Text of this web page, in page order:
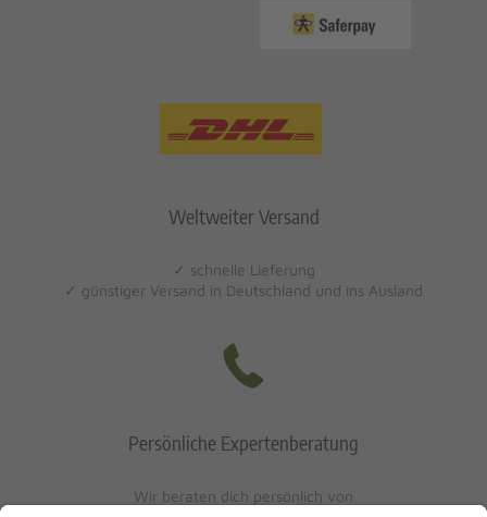
Weltweiter Versand
✓ schnelle Lieferung
✓ günstiger Versand in Deutschland und ins Ausland
Persönliche Expertenberatung
Wir beraten dich persönlich von